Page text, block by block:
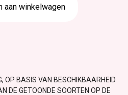
aan winkelwagen
OP BASIS VAN BESCHIKBAARHEID
DE GETOONDE SOORTEN OP DE